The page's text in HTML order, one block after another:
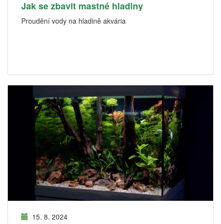
Jak se zbavit mastné hladiny
Proudění vody na hladině akvária
15. 8. 2024